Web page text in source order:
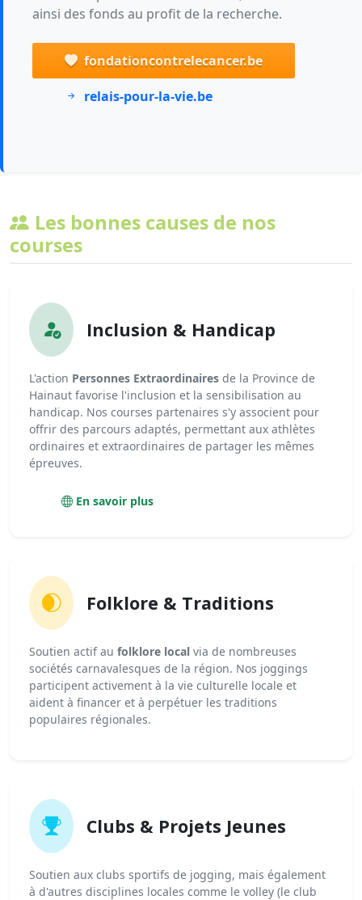
ainsi des fonds au profit de la recherche.
fondationcontrelecancer.be
relais-pour-la-vie.be
Les bonnes causes de nos
courses
Inclusion & Handicap
L'action Personnes Extraordinaires de la Province de
Hainaut favorise l'inclusion et la sensibilisation au
handicap. Nos courses partenaires s'y associent pour
offrir des parcours adaptés, permettant aux athlètes
ordinaires et extraordinaires de partager les mêmes
épreuves.
En savoir plus
Folklore & Traditions
Soutien actif au folklore local via de nombreuses
sociétés carnavalesques de la région. Nos joggings
participent activement à la vie culturelle locale et
aident à financer et à perpétuer les traditions
populaires régionales.
Clubs & Projets Jeunes
Soutien aux clubs sportifs de jogging, mais également
à d'autres disciplines locales comme le volley (le club